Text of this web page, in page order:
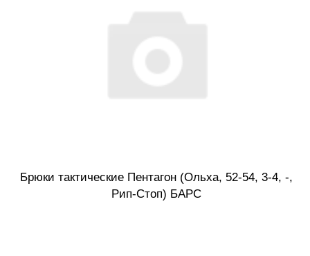
Брюки тактические Пентагон (Ольха, 52-54, 3-4, -,
Рип-Стоп) БАРС